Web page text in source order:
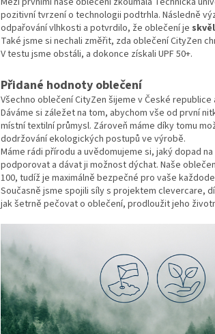
pozitivní tvrzení o technologii podtrhla. Následně
odpařování vlhkosti a potvrdilo, že oblečení je
Také jsme si nechali změřit, zda oblečení CityZen
V testu jsme obstáli, a dokonce získali UPF 50+.
Přidané hodnoty oblečení
Všechno oblečení CityZen šijeme v České republice
Dáváme si záležet na tom, abychom vše od první
místní textilní průmysl. Zároveň máme díky tomu
dodržování ekologických postupů ve výrobě.
Máme rádi přírodu a uvědomujeme si, jaký dopad
podporovat a dávat ji možnost dýchat. Naše
100, tudíž je maximálně bezpečné pro vaše
Současně jsme spojili síly s projektem clevercare,
jak šetrně pečovat o oblečení, prodloužit jeho